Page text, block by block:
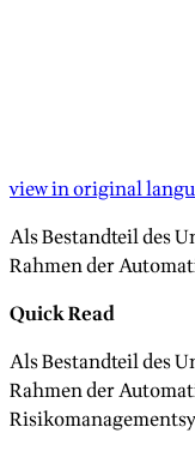
view in original
Als Bestandteil des
Rahmen der
Quick Read
Als Bestandteil des
Rahmen der